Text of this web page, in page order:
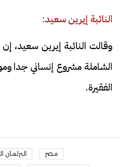
النائبة إيرين سعيد:
وقالت النائبة إيرين سعيد،
الشاملة مشروع إنساني جدا
الفقيرة.
مصر